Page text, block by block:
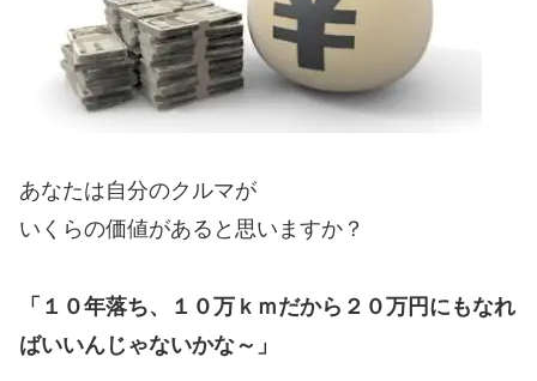
あなたは自分のクルマが
いくらの価値があると思いますか？
「１０年落ち、１０万ｋｍだから２０万円にもなれ
ばいいんじゃないかな～」